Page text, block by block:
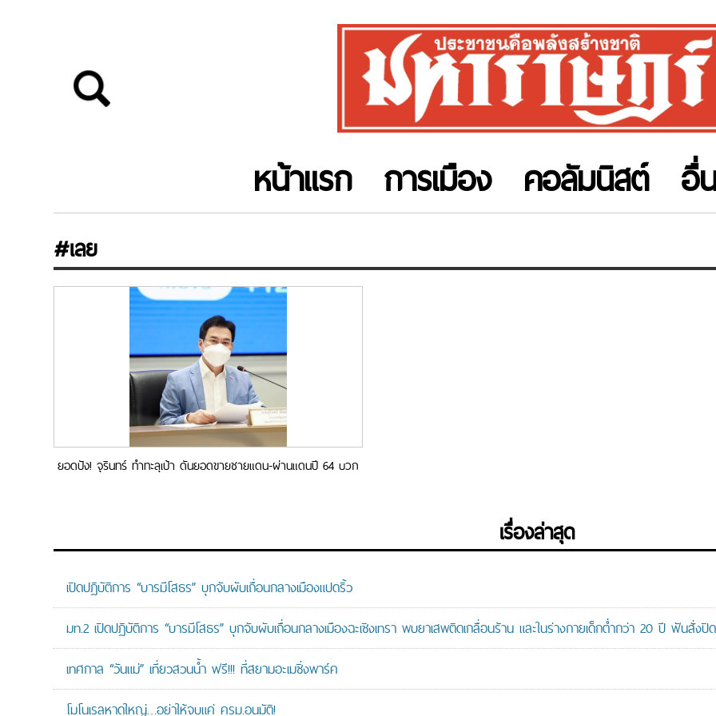
หน้าแรก การเมือง คอลัมนิสต์ อื่
#เลย
ยอดปัง! จุรินทร์ ทำทะลุเป้า ดันยอดขายชายแดน-ผ่านแดนปี 64 บวก
เรื่องล่าสุด
เปิดปฏิบัติการ “บารมีโสธร” บุกจับผับเถื่อนกลางเมืองแปดริ้ว
มท.2 เปิดปฏิบัติการ “บารมีโสธร” บุกจับผับเถื่อนกลางเมืองฉะเชิงเทรา พบยาเสพติดเกลื่อนร้าน และในร่างกายเด็กต่ำกว่า 20 ปี ฟันสั่ง
เทศกาล “วันแม่” เที่ยวสวนน้ำ ฟรี!!! ที่สยามอะเมซิ่งพาร์ค
โมโนเรลหาดใหญ่…อย่าให้จบแค่ ครม.อนุมัติ!